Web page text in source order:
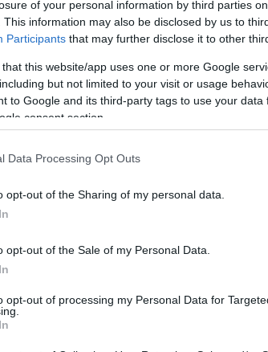
of your personal information by third parties
This information may also be disclosed by us to
Participants that may further disclose it to other
that this website/app uses one or more Google
but not limited to your visit or usage
to Google and its third-party tags to use your
consent section.
Data Processing Opt Outs
opt-out of the Sharing of my personal data.
opt-out of the Sale of my Personal Data.
opt-out of processing my Personal Data for
comunes evitar para no perder
en entregar físicamente el oro a la
dura el contrato. La entidad efectúa
ley— y, en monedas, el
a un porcentaje del valor estimado:
cubrir el margen de seguridad del
plazo pactado recupera sus piezas; si no lo
adeudado.